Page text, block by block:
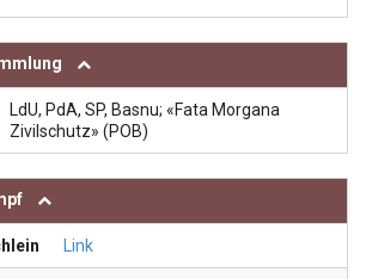
LdU, PdA, SP, Basnu; «Fata Morgana
Zivilschutz» (POB)
Link